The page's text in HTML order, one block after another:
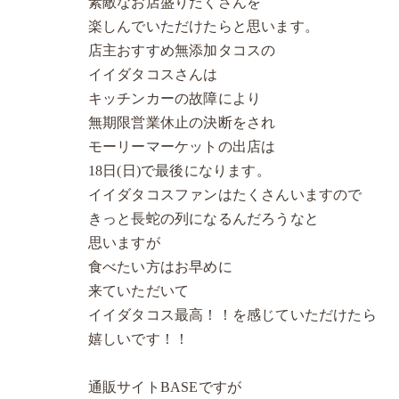
楽しんでいただけたらと思います。
店主おすすめ無添加タコスの
イイダタコスさんは
キッチンカーの故障により
無期限営業休止の決断をされ
モーリーマーケットの出店は
18日(日)で最後になります。
イイダタコスファンはたくさんいますので
きっと長蛇の列になるんだろうなと
思いますが
食べたい方はお早めに
来ていただいて
イイダタコス最高！！を感じていただけたら
嬉しいです！！
通販サイトBASEですが